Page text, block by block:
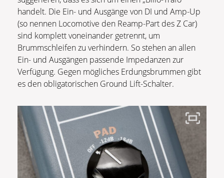
handelt. Die Ein- und Ausgänge von DI und Amp-Up
(so nennen Locomotive den Reamp-Part des Z Car)
sind komplett voneinander getrennt, um
Brummschleifen zu verhindern. So stehen an allen
Ein- und Ausgängen passende Impedanzen zur
Verfügung. Gegen mögliches Erdungsbrummen gibt
es den obligatorischen Ground Lift-Schalter.